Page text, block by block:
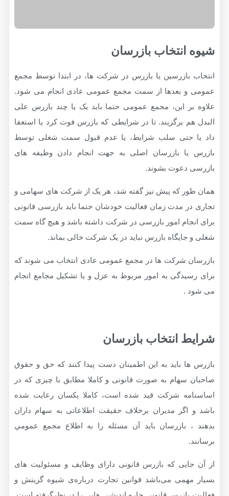
انتخاب بازرسان
بازرسین یا بازرس در شرکت ها، در ابتدا توسط مجمع
و بعدها از سمت مجمع عمومی عادی انجام می شود.
این، مجمع عمومی حتما باید یک یا چند بازرس علی
برگزیند. تا در شرایطی که بازرس فوت کرد یا استعفا
حتی سلب شرایط، یا عدم قبول سمت شغلی توسط
یا بازرسان اصلی به جهت انجام دادن وظیفه های
دعوت بشوند.
که پیش نیز گفته شد، هر یک از شرکت های سهامی و
مدت زمان فعالیت خودشان حتما باید بازرسی قانونی
امور بازرسی در شرکت داشته باشد و هیچ گاه سمت
بازرس نباید در یک شرکت خالی بماند.
شرکت ها در مجمع عمومی عادی انتخاب می شوند که
به امور مربوط به عزل و یا تشکیل مجامع انجام
انتخاب بازرسان
باید به این اطمینان دست پیدا کنند که حق و حقوق
سهام به صورت قانونی و کاملا مطابق با چیزی که در
شركت قید شده است، کاملا يكسان رعايت شده
اگر مديران برخلاف حقيقت اطلاعاتی به سهام داران
بازرسان باید آن مسئله را به اطلاع مجمع عمومي
که بازرس قانونی دارای وظایف و مسئولیت های
می‌باشد قوانین تجارت درباره‌ی شیوه گزینش و